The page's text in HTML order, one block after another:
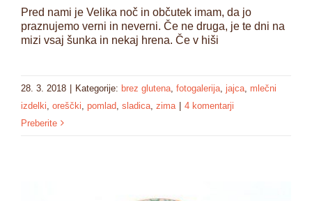
Pred nami je Velika noč in občutek imam, da jo
praznujemo verni in neverni. Če ne druga, je te dni na
mizi vsaj šunka in nekaj hrena. Če v hiši
28. 3. 2018 | Kategorije: brez glutena fotogalerija jajca mlečni
izdelki oreščki pomlad sladica zima | 4 komentarji
Preberite